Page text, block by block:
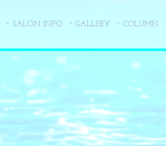
SALON INFO GALLERY COLUMN